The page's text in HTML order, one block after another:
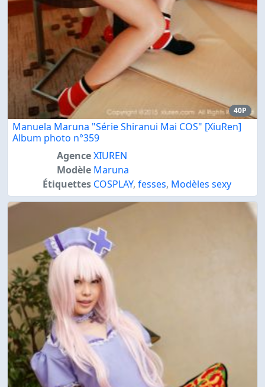
40P
Manuela Maruna "Série Shiranui Mai COS" [XiuRen]
Album photo n°359
AgenceXIUREN
Modèle Maruna
Étiquettes COSPLAY, fesses, Modèles sexy